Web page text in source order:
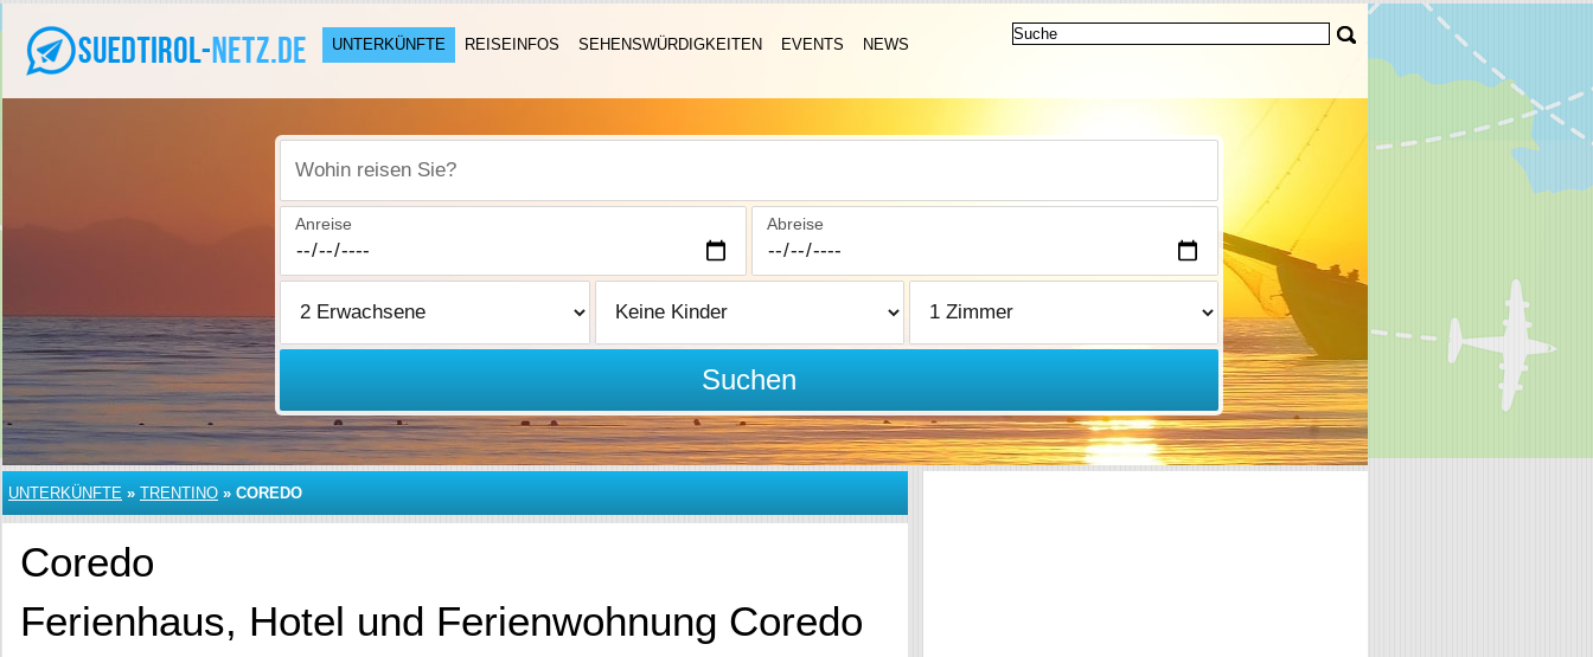
UNTERKÜNFTE REISEINFOS SEHENSWÜRDIGKEITEN EVENTS NEWS
Wohin reisen Sie?
Anreise Abreise
Suchen
UNTERKÜNFTE » TRENTINO » COREDO
Coredo
Ferienhaus, Hotel und Ferienwohnung Coredo